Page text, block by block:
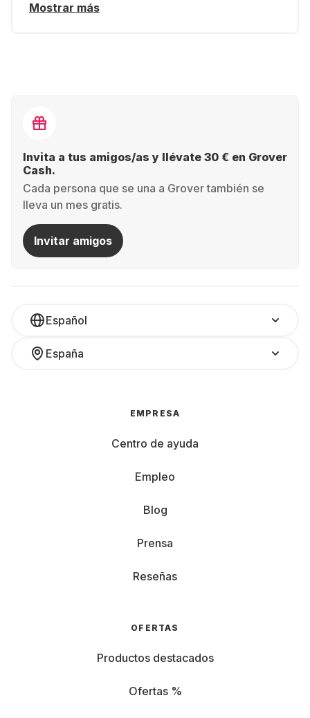
Mostrar más
Invita a tus amigos/as y llévate 30 € en Grover
Cash.
Cada persona que se una a Grover también se
lleva un mes gratis.
Invitar amigos
Español
España
EMPRESA
Centro de ayuda
Empleo
Blog
Prensa
Reseñas
OFERTAS
Productos destacados
Ofertas %